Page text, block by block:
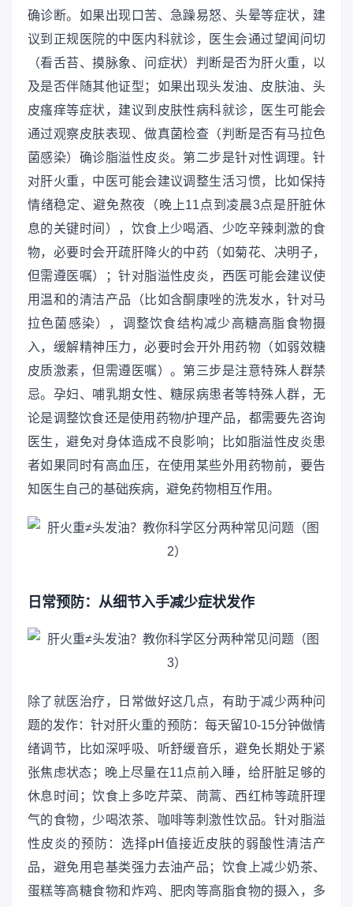
确诊断。如果出现口苦、急躁易怒、头晕等症状，建
议到正规医院的中医内科就诊，医生会通过望闻问切
（看舌苔、摸脉象、问症状）判断是否为肝火重，以
及是否伴随其他证型；如果出现头发油、皮肤油、头
皮瘙痒等症状，建议到皮肤性病科就诊，医生可能会
通过观察皮肤表现、做真菌检查（判断是否有马拉色
菌感染）确诊脂溢性皮炎。第二步是针对性调理。针
对肝火重，中医可能会建议调整生活习惯，比如保持
情绪稳定、避免熬夜（晚上11点到凌晨3点是肝脏休
息的关键时间），饮食上少喝酒、少吃辛辣刺激的食
物，必要时会开疏肝降火的中药（如菊花、决明子，
但需遵医嘱）；针对脂溢性皮炎，西医可能会建议使
用温和的清洁产品（比如含酮康唑的洗发水，针对马
拉色菌感染），调整饮食结构减少高糖高脂食物摄
入，缓解精神压力，必要时会开外用药物（如弱效糖
皮质激素，但需遵医嘱）。第三步是注意特殊人群禁
忌。孕妇、哺乳期女性、糖尿病患者等特殊人群，无
论是调整饮食还是使用药物/护理产品，都需要先咨询
医生，避免对身体造成不良影响；比如脂溢性皮炎患
者如果同时有高血压，在使用某些外用药物前，要告
知医生自己的基础疾病，避免药物相互作用。
日常预防：从细节入手减少症状发作
除了就医治疗，日常做好这几点，有助于减少两种问
题的发作：针对肝火重的预防：每天留10-15分钟做情
绪调节，比如深呼吸、听舒缓音乐，避免长期处于紧
张焦虑状态；晚上尽量在11点前入睡，给肝脏足够的
休息时间；饮食上多吃芹菜、茼蒿、西红柿等疏肝理
气的食物，少喝浓茶、咖啡等刺激性饮品。针对脂溢
性皮炎的预防：选择pH值接近皮肤的弱酸性清洁产
品，避免用皂基类强力去油产品；饮食上减少奶茶、
蛋糕等高糖食物和炸鸡、肥肉等高脂食物的摄入，多